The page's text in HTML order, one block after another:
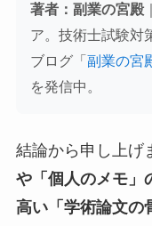
著者：副業の宮殿
ア。技術士試験対
ブログ「副業の宮
を発信中。
結論から申し上げ
や「個人のメモ」
高い「学術論文の